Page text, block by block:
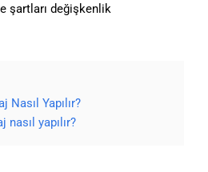
şartları değişkenlik
Yapılır?
yapılır?